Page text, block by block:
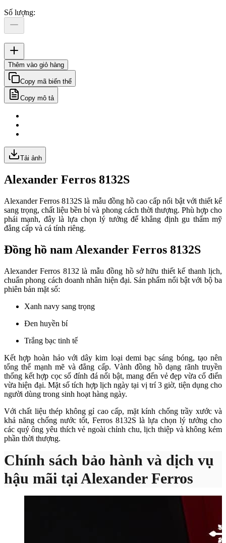
Số lượng:
Thêm vào giỏ hàng
Copy mã biến thể
Copy mô tả
Tải ảnh
Alexander Ferros 8132S
Alexander Ferros 8132S là mẫu đồng hồ cao cấp nổi bật với thiết kế
sang trọng, chất liệu bền bỉ và phong cách thời thượng. Phù hợp cho
phái mạnh, đây là lựa chọn lý tưởng để khẳng định gu thẩm mỹ
đẳng cấp và cá tính riêng.
Đồng hồ nam Alexander Ferros 8132S
Alexander Ferros 8132 là mẫu đồng hồ sở hữu thiết kế thanh lịch,
chuẩn phong cách doanh nhân hiện đại. Sản phẩm nổi bật với bộ ba
phiên bản mặt số:
Xanh navy sang trọng
Đen huyền bí
Trắng bạc tinh tế
Kết hợp hoàn hảo với dây kim loại demi bạc sáng bóng, tạo nên
tổng thể mạnh mẽ và đẳng cấp. Vành đồng hồ dạng rãnh truyền
thống kết hợp cọc số đính đá nổi bật, mang đến vẻ đẹp vừa cổ điển
vừa hiện đại. Mặt số tích hợp lịch ngày tại vị trí 3 giờ, tiện dụng cho
người dùng trong sinh hoạt hàng ngày.
Với chất liệu thép không gỉ cao cấp, mặt kính chống trầy xước và
khả năng chống nước tốt, Ferros 8132S là lựa chọn lý tưởng cho
các quý ông yêu thích vẻ ngoài chỉnh chu, lịch thiệp và không kém
phần thời thượng.
Chính sách bảo hành và dịch vụ
hậu mãi tại Alexander Ferros